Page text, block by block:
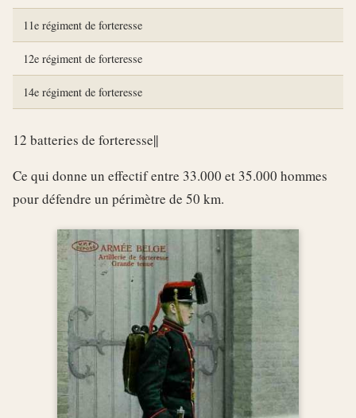
11e régiment de forteresse
12e régiment de forteresse
14e régiment de forteresse
12 batteries de forteresse||
Ce qui donne un effectif entre 33.000 et 35.000 hommes
pour défendre un périmètre de 50 km.